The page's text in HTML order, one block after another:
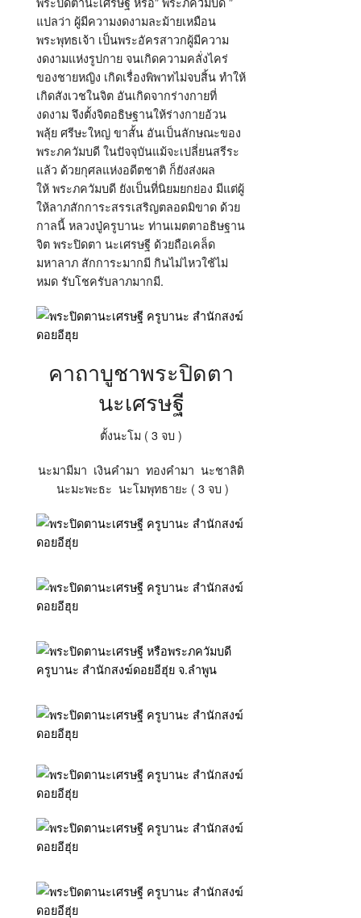
แปลว่า ผู้มีความงดงามละม้ายเหมือน
พระพุทธเจ้า เป็นพระอัครสาวกผู้มีความ
งดงามแห่งรูปกาย จนเกิดความคลั่งไคร่
ของชายหญิง เกิดเรื่องพิพาทไม่จบสิ้น ทำให้
เกิดสังเวชในจิต อันเกิดจากร่างกายที่
งดงาม จึงตั้งจิตอธิษฐานให้ร่างกายอ้วน
พลุ้ย ศรีษะใหญ่ ขาสั้น อันเป็นลักษณะของ
พระภควัมบดี ในปัจจุบันแม้จะเปลี่ยนสรีระ
แล้ว ด้วยกุศลแห่งอดีตชาติ ก็ยังส่งผล
ให้ พระภควัมบดี ยังเป็นที่นิยมยกย่อง มีแต่ผู้
ให้ลาภสักการะสรรเสริญตลอดมิขาด ด้วย
กาลนี้ หลวงปู่ครูบานะ ท่านเมตตาอธิษฐาน
จิต พระปิดตา นะเศรษฐี ด้วยถือเคล็ด
มหาลาภ สักการะมากมี กินไม่ไหวใช้ไม่
หมด รับโชครับลาภมากมี.
คาถาบูชาพระปิดตา
นะเศรษฐี
ตั้งนะโม ( 3 จบ )
นะมามีมา เงินคำมา ทองคำมา นะชาลิติ
นะมะพะธะ นะโมพุทธายะ ( 3 จบ )